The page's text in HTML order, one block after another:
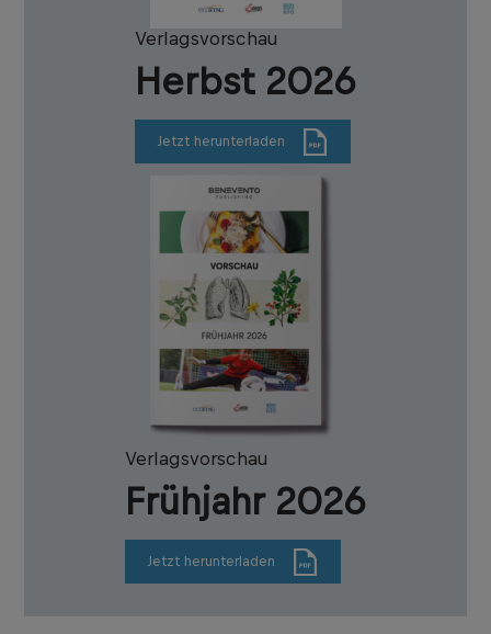
Verlagsvorschau
Herbst 2026
Jetzt herunterladen
Verlagsvorschau
Frühjahr 2026
Jetzt herunterladen